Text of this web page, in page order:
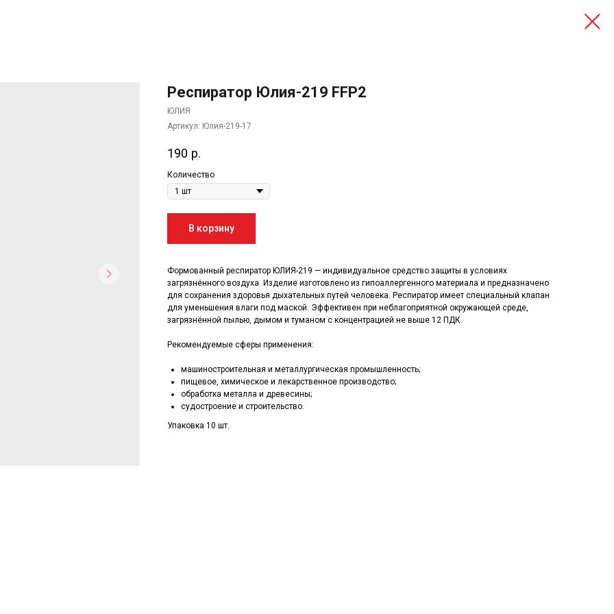
Респиратор Юлия-219 FFP2
ЮЛИЯ
Артикул: Юлия-219-17
190 р.
Количество
В корзину
Формованный респиратор ЮЛИЯ-219 — индивидуальное средство защиты в условиях
загрязнённого воздуха. Изделие изготовлено из гипоаллергенного материала и предназначено
для сохранения здоровья дыхательных путей человека. Респиратор имеет специальный клапан
для уменьшения влаги под маской. Эффективен при неблагоприятной окружающей среде,
загрязнённой пылью, дымом и туманом с концентрацией не выше 12 ПДК.
Рекомендуемые сферы применения:
машиностроительная и металлургическая промышленность;
пищевое, химическое и лекарственное производство;
обработка металла и древесины;
судостроение и строительство.
Упаковка 10 шт.